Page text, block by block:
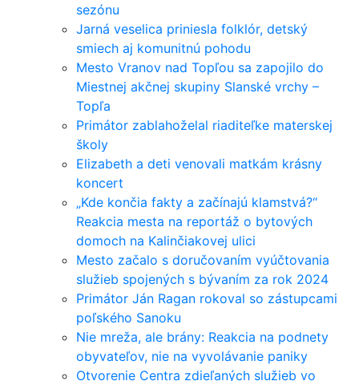
sezónu
Jarná veselica priniesla folklór, detský
smiech aj komunitnú pohodu
Mesto Vranov nad Topľou sa zapojilo do
Miestnej akčnej skupiny Slanské vrchy –
Topľa
Primátor zablahoželal riaditeľke materskej
školy
Elizabeth a deti venovali matkám krásny
koncert
„Kde končia fakty a začínajú klamstvá?“
Reakcia mesta na reportáž o bytových
domoch na Kalinčiakovej ulici
Mesto začalo s doručovaním vyúčtovania
služieb spojených s bývaním za rok 2024
Primátor Ján Ragan rokoval so zástupcami
poľského Sanoku
Nie mreža, ale brány: Reakcia na podnety
obyvateľov, nie na vyvolávanie paniky
Otvorenie Centra zdieľaných služieb vo